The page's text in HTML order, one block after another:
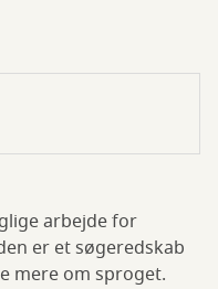
arbejde for
er et søgeredskab
mere om sproget.